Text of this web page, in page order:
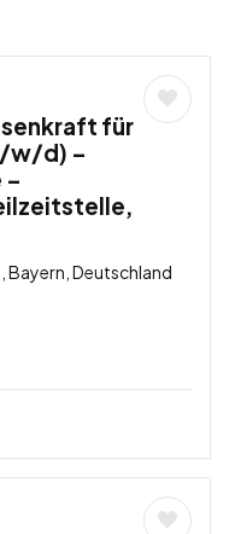
für
w/d) –
–
Bayern, Deutschland